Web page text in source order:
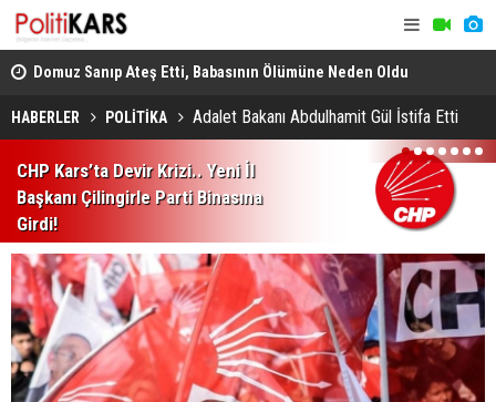
Domuz Sanıp Ateş Etti, Babasının Ölümüne Neden Oldu
Ekiplerin
HABERLER POLİTİKA Adalet Bakanı Abdulhamit Gül İstifa Etti
CHP Kars’ta Devir Krizi.. Yeni İl
Başkanı Çilingirle Parti Binasına
Girdi!
1 2 3 4 5 6 7